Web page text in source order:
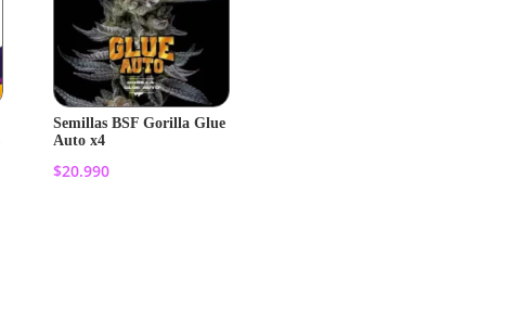
Semillas BSF Gorilla Glue
Auto x4
$20.990